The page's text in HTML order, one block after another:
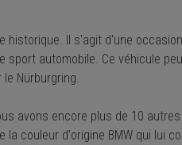
Il s'agit d'une
automobile. Ce véhicule
Nürburgring.
avons encore plus de 10 autres
couleur d'origine BMW qui lui